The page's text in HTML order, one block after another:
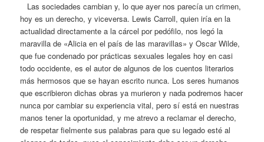
Las sociedades cambian y, lo que ayer nos parecía un crimen,
hoy es un derecho, y viceversa. Lewis Carroll, quien iría en la
actualidad directamente a la cárcel por pedófilo, nos legó la
maravilla de «Alicia en el país de las maravillas» y Oscar Wilde,
que fue condenado por prácticas sexuales legales hoy en casi
todo occidente, es el autor de algunos de los cuentos literarios
más hermosos que se hayan escrito nunca. Los seres humanos
que escribieron dichas obras ya murieron y nada podremos hacer
nunca por cambiar su experiencia vital, pero sí está en nuestras
manos tener la oportunidad, y me atrevo a reclamar el derecho,
de respetar fielmente sus palabras para que su legado esté al